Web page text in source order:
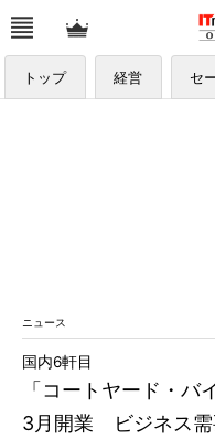
トップ 経営 セ
ニュース
「コートヤード・
3月開業 ビジネス需
国内6軒目